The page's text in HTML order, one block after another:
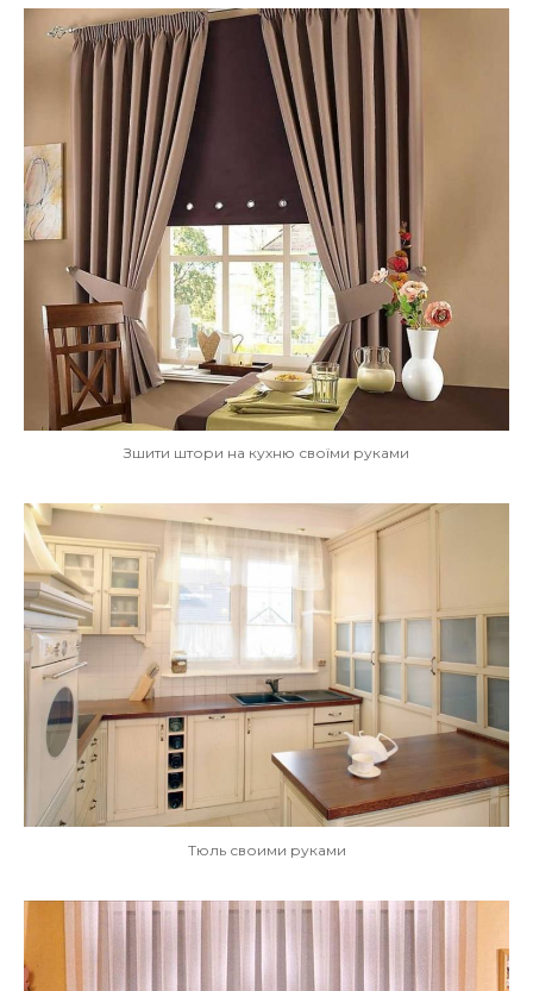
Зшити штори на кухню своїми руками
Тюль своими руками